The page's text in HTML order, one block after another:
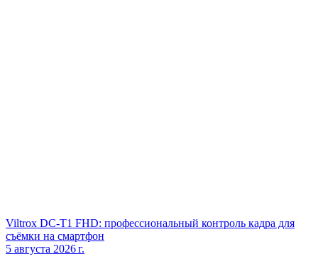
Viltrox DC‑T1 FHD: профессиональный контроль кадра для
съёмки на смартфон
5 августа 2026 г.